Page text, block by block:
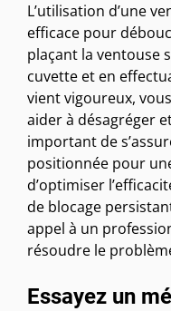
L’utilisation d’une
efficace pour
plaçant la ventouse
cuvette et en
vient vigoureux,
aider à désagréger
important de
positionnée pour
d’optimiser
de blocage
appel à un
résoudre le
Essayez un